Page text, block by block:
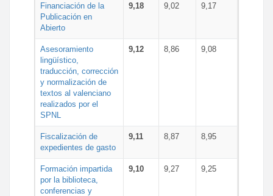
Financiación de la
Publicación en
Abierto
9,18 9,02 9,17
Asesoramiento
lingüístico,
traducción, corrección
y normalización de
textos al valenciano
realizados por el
SPNL
9,12 8,86 9,08
Fiscalización de
expedientes de gasto
9,11 8,87 8,95
Formación impartida
por la biblioteca,
conferencias y
9,10 9,27 9,25